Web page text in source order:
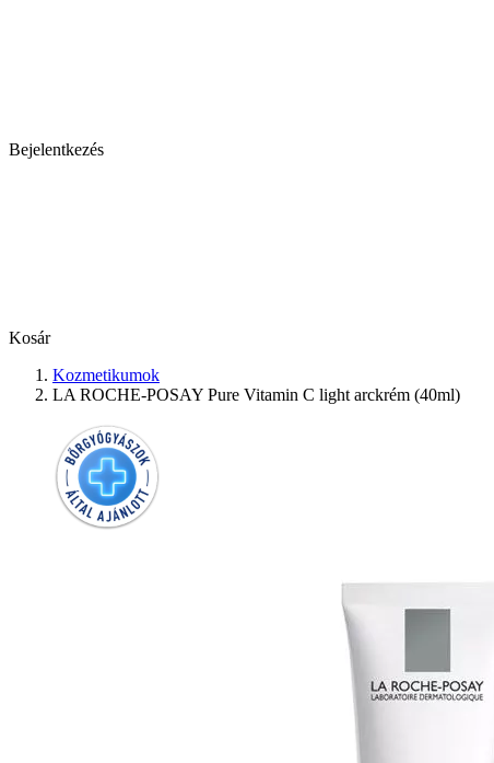
Bejelentkezés
Kosár
Kozmetikumok
LA ROCHE-POSAY Pure Vitamin C light arckrém (40ml)